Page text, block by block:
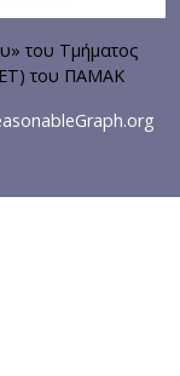
του Τμήματος
του ΠΑΜΑΚ